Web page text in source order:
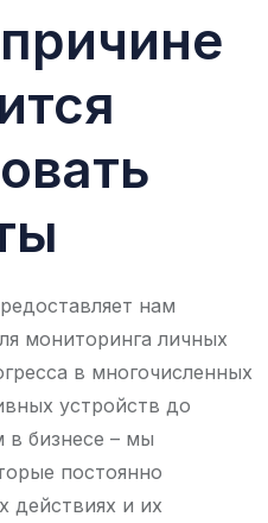
нам
мониторинга личных
в многочисленных
устройств до
в бизнесе – мы
постоянно
действиях и их